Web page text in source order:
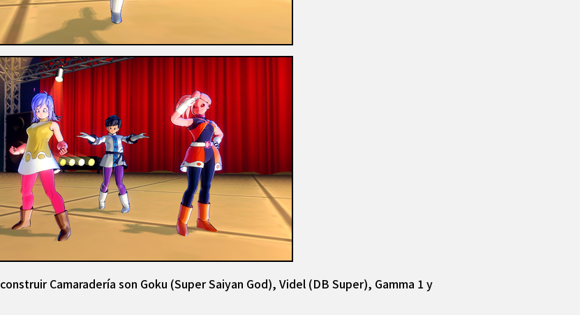
Camaradería son Goku (Super Saiyan God), Videl (DB Super), Gamma 1 y